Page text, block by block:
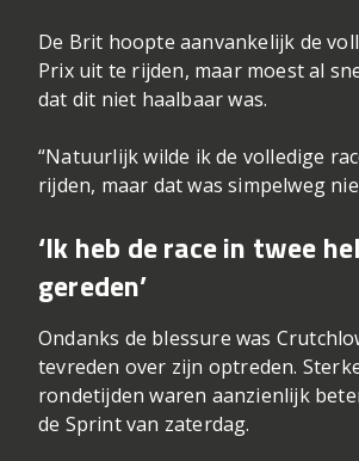
De Brit hoopte aanvankelijk de
Prix uit te rijden, maar moest al
dat dit niet haalbaar was.
“Natuurlijk wilde ik de volledige
rijden, maar dat was simpelweg
‘Ik heb de race in twee
gereden’
Ondanks de blessure was
tevreden over zijn optreden.
rondetijden waren aanzienlijk
de Sprint van zaterdag.